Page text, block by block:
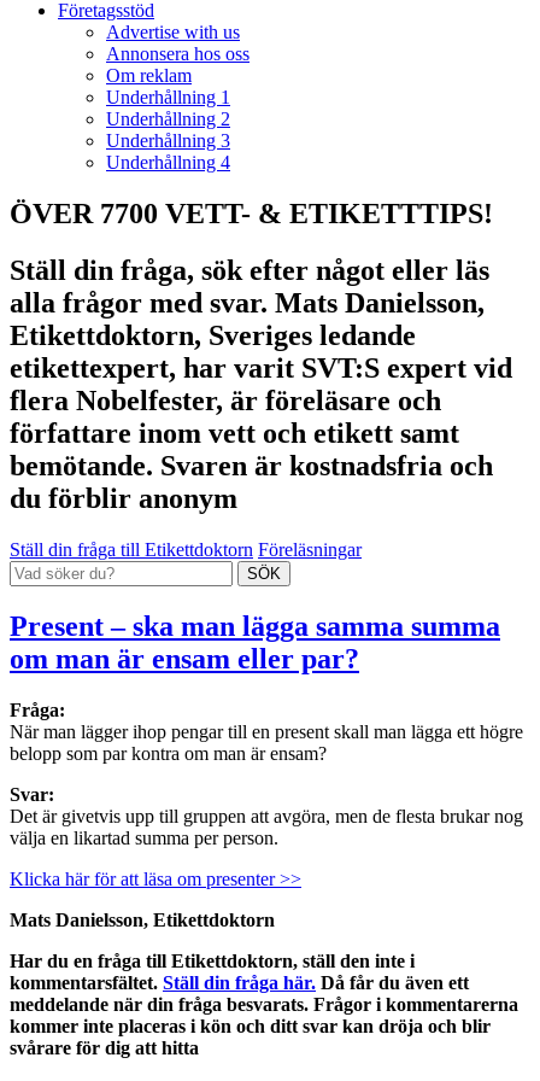
Företagsstöd
Advertise with us
Annonsera hos oss
Om reklam
Underhållning 1
Underhållning 2
Underhållning 3
Underhållning 4
ÖVER 7700 VETT- & ETIKETTTIPS!
Ställ din fråga, sök efter något eller läs
alla frågor med svar. Mats Danielsson,
Etikettdoktorn, Sveriges ledande
etikettexpert, har varit SVT:S expert vid
flera Nobelfester, är föreläsare och
författare inom vett och etikett samt
bemötande. Svaren är kostnadsfria och
du förblir anonym
Ställ din fråga till Etikettdoktorn Föreläsningar
Present – ska man lägga samma summa
om man är ensam eller par?
Fråga:
När man lägger ihop pengar till en present skall man lägga ett högre
belopp som par kontra om man är ensam?
Svar:
Det är givetvis upp till gruppen att avgöra, men de flesta brukar nog
välja en likartad summa per person.
Klicka här för att läsa om presenter >>
Mats Danielsson, Etikettdoktorn
Har du en fråga till Etikettdoktorn, ställ den inte i
kommentarsfältet. Ställ din fråga här. Då får du även ett
meddelande när din fråga besvarats. Frågor i kommentarerna
kommer inte placeras i kön och ditt svar kan dröja och blir
svårare för dig att hitta